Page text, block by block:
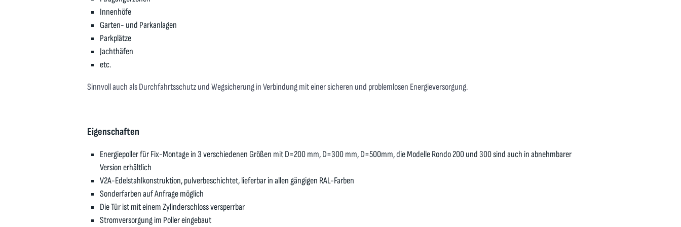
Innenhöfe
Garten- und Parkanlagen
Parkplätze
Jachthäfen
etc.
Sinnvoll auch als Durchfahrtsschutz und Wegsicherung in Verbindung mit einer sicheren und problemlosen Energieversorgung.
Eigenschaften
Energiepoller für Fix-Montage in 3 verschiedenen Größen mit D=200 mm, D=300 mm, D=500mm, die Modelle Rondo 200 und 300 sind auch in abnehmbarer
Version erhältlich
V2A-Edelstahlkonstruktion, pulverbeschichtet, lieferbar in allen gängigen RAL-Farben
Sonderfarben auf Anfrage möglich
Die Tür ist mit einem Zylinderschloss versperrbar
Stromversorgung im Poller eingebaut